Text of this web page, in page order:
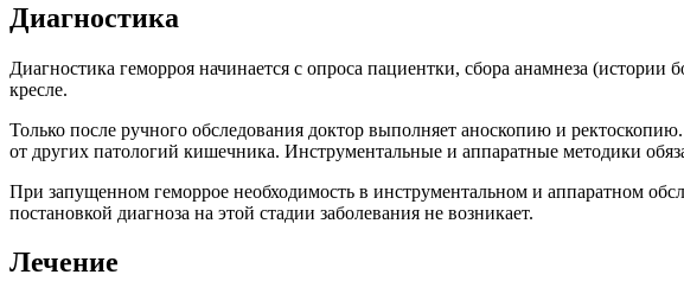
Диагностика
Диагностика геморроя начинается с опроса пациентки, сбора анамнеза
кресле.
Только после ручного обследования доктор выполняет аноскопию и
от других патологий кишечника. Инструментальные и аппаратные методики
При запущенном геморрое необходимость в инструментальном и аппаратном
постановкой диагноза на этой стадии заболевания не возникает.
Лечение